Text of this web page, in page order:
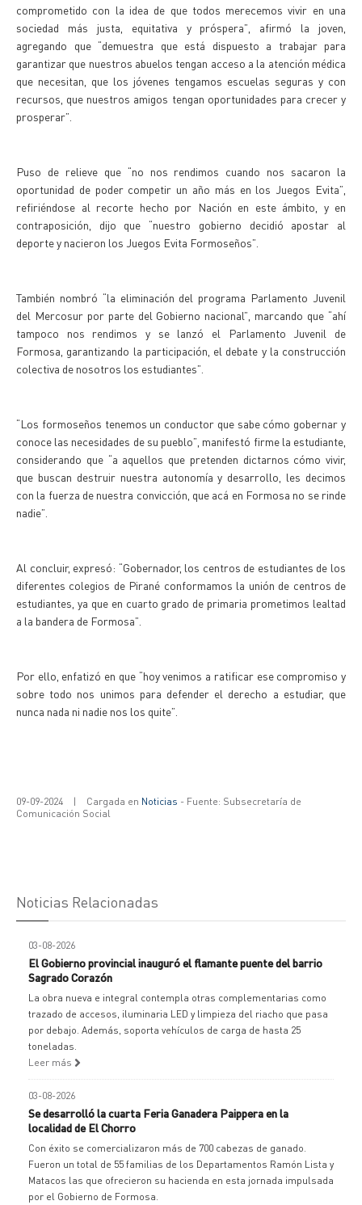
comprometido con la idea de que todos merecemos vivir en una
sociedad más justa, equitativa y próspera”, afirmó la joven,
agregando que “demuestra que está dispuesto a trabajar para
garantizar que nuestros abuelos tengan acceso a la atención médica
que necesitan, que los jóvenes tengamos escuelas seguras y con
recursos, que nuestros amigos tengan oportunidades para crecer y
prosperar”.
Puso de relieve que “no nos rendimos cuando nos sacaron la
oportunidad de poder competir un año más en los Juegos Evita”,
refiriéndose al recorte hecho por Nación en este ámbito, y en
contraposición, dijo que “nuestro gobierno decidió apostar al
deporte y nacieron los Juegos Evita Formoseños”.
También nombró “la eliminación del programa Parlamento Juvenil
del Mercosur por parte del Gobierno nacional”, marcando que “ahí
tampoco nos rendimos y se lanzó el Parlamento Juvenil de
Formosa, garantizando la participación, el debate y la construcción
colectiva de nosotros los estudiantes”.
“Los formoseños tenemos un conductor que sabe cómo gobernar y
conoce las necesidades de su pueblo”, manifestó firme la estudiante,
considerando que “a aquellos que pretenden dictarnos cómo vivir,
que buscan destruir nuestra autonomía y desarrollo, les decimos
con la fuerza de nuestra convicción, que acá en Formosa no se rinde
nadie”.
Al concluir, expresó: “Gobernador, los centros de estudiantes de los
diferentes colegios de Pirané conformamos la unión de centros de
estudiantes, ya que en cuarto grado de primaria prometimos lealtad
a la bandera de Formosa”.
Por ello, enfatizó en que “hoy venimos a ratificar ese compromiso y
sobre todo nos unimos para defender el derecho a estudiar, que
nunca nada ni nadie nos los quite”.
09-09-2024 | Cargada en Noticias - Fuente: Subsecretaría de
Comunicación Social
Noticias Relacionadas
03-08-2026
El Gobierno provincial inauguró el flamante puente del barrio
Sagrado Corazón
La obra nueva e integral contempla otras complementarias como
trazado de accesos, iluminaria LED y limpieza del riacho que pasa
por debajo. Además, soporta vehículos de carga de hasta 25
toneladas.
Leer más
03-08-2026
Se desarrolló la cuarta Feria Ganadera Paippera en la
localidad de El Chorro
Con éxito se comercializaron más de 700 cabezas de ganado.
Fueron un total de 55 familias de los Departamentos Ramón Lista y
Matacos las que ofrecieron su hacienda en esta jornada impulsada
por el Gobierno de Formosa.